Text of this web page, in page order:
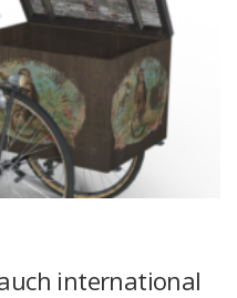
international